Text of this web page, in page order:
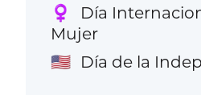
♀️
Día
Mujer
🇺🇸 Día de la